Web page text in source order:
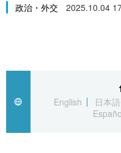
経済・ビジネス
社会
文化
科学・技術
政治・外交 2025.10.04
English
日本語